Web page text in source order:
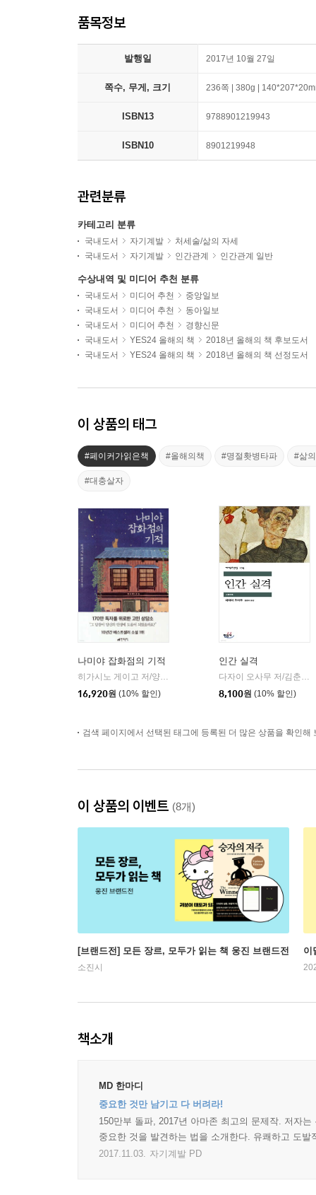
품목정보
발행일 2017년 10월 27일
쪽수, 무게, 크기 236쪽 | 380g |
ISBN13 9788901219943
ISBN10 8901219948
관련분류
카테고리 분류
국내도서 자기계발
처세술/삶의 자세
국내도서
자기계발 인간관계 인간관계 일반
수상내역 및 미디어 추천 분류
국내도서 미디어 추천
중앙일보
국내도서
미디어 추천
동아일보
국내도서
미디어 추천
경향신문
국내도서
YES24 올해의 책
2018년 올해의 책 후보도서
국내도서
YES24 올해의 책 2018년 올해의 책 선정도서
이 상품의 태그
#페이커가읽은책 #올해의책 #명절홧병타파 #삶
#대충살자
나미야 잡화점의 기적
히가시노 게이고 저/양윤옥 역
현대문학
16,920원 (10% 할인)
인간 실격
다자이 오사무 저/김춘미 역
8,100원 (10% 할인)
검색 페이지에서 선택된 태그에 등록된 더 많은 상품을 확인해
이 상품의 이벤트 (8개)
[브랜드전] 모든 장르, 모두가 읽는 책 웅진 브랜드전
소진시
이
책소개
MD 한마디
중요한 것만 남기고 다 버려라!
150만부 돌파, 2017년 아마존 최고의 문제작. 저자
중요한 것을 발견하는 법을 소개한다. 유쾌하고 도
2017.11.03. 자기계발 PD